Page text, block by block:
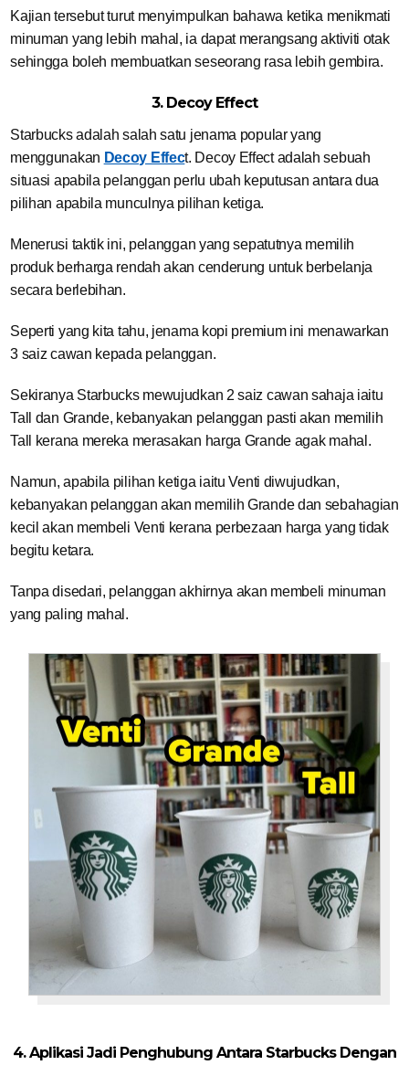
Kajian tersebut turut menyimpulkan bahawa ketika menikmati
minuman yang lebih mahal, ia dapat merangsang aktiviti otak
sehingga boleh membuatkan seseorang rasa lebih gembira.
3. Decoy Effect
Starbucks adalah salah satu jenama popular yang
menggunakan Decoy Effect. Decoy Effect adalah sebuah
situasi apabila pelanggan perlu ubah keputusan antara dua
pilihan apabila munculnya pilihan ketiga.
Menerusi taktik ini, pelanggan yang sepatutnya memilih
produk berharga rendah akan cenderung untuk berbelanja
secara berlebihan.
Seperti yang kita tahu, jenama kopi premium ini menawarkan
3 saiz cawan kepada pelanggan.
Sekiranya Starbucks mewujudkan 2 saiz cawan sahaja iaitu
Tall dan Grande, kebanyakan pelanggan pasti akan memilih
Tall kerana mereka merasakan harga Grande agak mahal.
Namun, apabila pilihan ketiga iaitu Venti diwujudkan,
kebanyakan pelanggan akan memilih Grande dan sebahagian
kecil akan membeli Venti kerana perbezaan harga yang tidak
begitu ketara.
Tanpa disedari, pelanggan akhirnya akan membeli minuman
yang paling mahal.
4. Aplikasi Jadi Penghubung Antara Starbucks Dengan